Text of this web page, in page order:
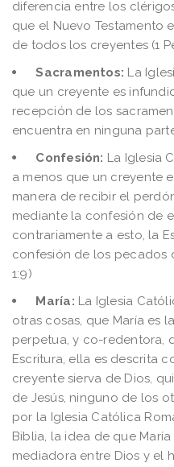
diferencia entre los
que el Nuevo Testamento
de todos los creyentes (1
Sacramentos: La
que un creyente es
recepción de los
encuentra en ninguna
Confesión: La Iglesia
a menos que un creyente
manera de recibir el
mediante la confesión de
contrariamente a esto, la
confesión de los pecados
1:9)
María: La Iglesia
otras cosas, que María es
perpetua, y co-redentora,
Escritura, ella es descrita
creyente sierva de Dios,
de Jesús, ninguno de los
por la Iglesia Católica
Biblia, la idea de que
mediadora entre Dios y el